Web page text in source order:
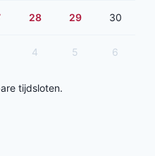
28 29 30
4 5 6
tijdsloten.